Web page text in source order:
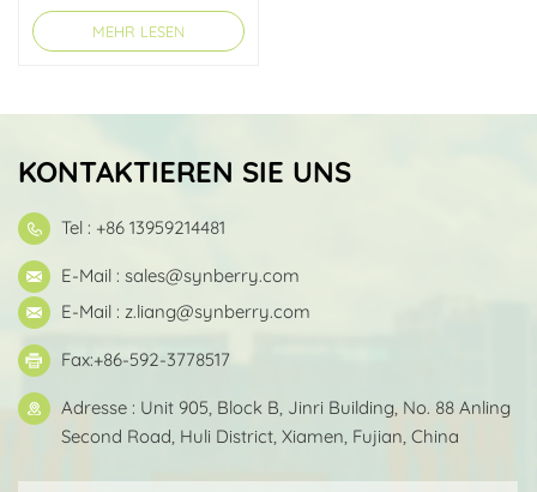
MEHR LESEN
KONTAKTIEREN SIE UNS
Tel : +86 13959214481
E-Mail : sales@synberry.com
E-Mail : z.liang@synberry.com
Fax:+86-592-3778517
Adresse : Unit 905, Block B, Jinri Building, No. 88 Anling
Second Road, Huli District, Xiamen, Fujian, China